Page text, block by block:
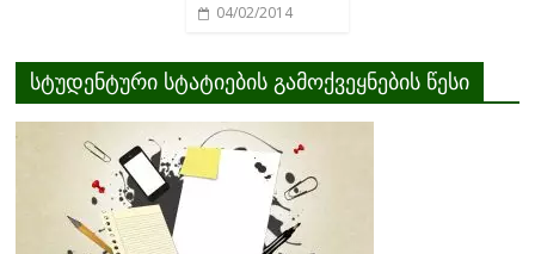
04/02/2014
სტუდენტური სტატიების გამოქვეყნების წესი